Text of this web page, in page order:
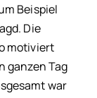
Beispiel
Die
motiviert
ganzen Tag
war